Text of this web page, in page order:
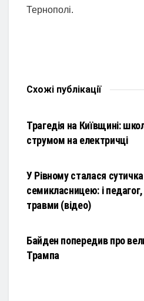
Тернополі.
Схожі публікації
Трагедія на Київщині:
струмом на електричці
У Рівному сталася
семикласницею: і
травми (відео)
Байден попередив про
Трампа